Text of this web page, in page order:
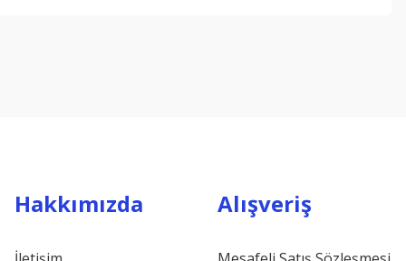
Hakkımızda Alışveriş